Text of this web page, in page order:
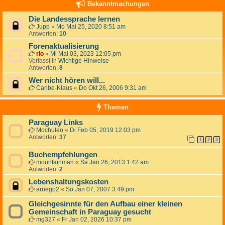
Bekanntmachungen
Die Landessprache lernen
Jupp « Mo Mai 25, 2020 8:51 am
Antworten: 10
Forenaktualisierung
rio « Mi Mai 03, 2023 12:05 pm
Verfasst in Wichtige Hinweise
Antworten: 8
Wer nicht hören will...
Caribe-Klaus « Do Okt 26, 2006 9:31 am
Themen
Paraguay Links
Mochuleo « Di Feb 05, 2019 12:03 pm
Antworten: 37 1 2 3
Buchempfehlungen
mountainman « Sa Jan 26, 2013 1:42 am
Antworten: 2
Lebenshaltungskosten
arnego2 « So Jan 07, 2007 3:49 pm
Gleichgesinnte für den Aufbau einer kleinen
Gemeinschaft in Paraguay gesucht
mg327 « Fr Jan 02, 2026 10:37 pm